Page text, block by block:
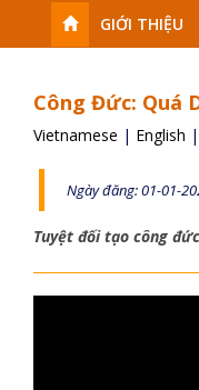
GIỚI THIỆU
Công Đức: Quá
Vietnamese | English |
Ngày đăng: 01-01-
Tuyệt đối tạo công